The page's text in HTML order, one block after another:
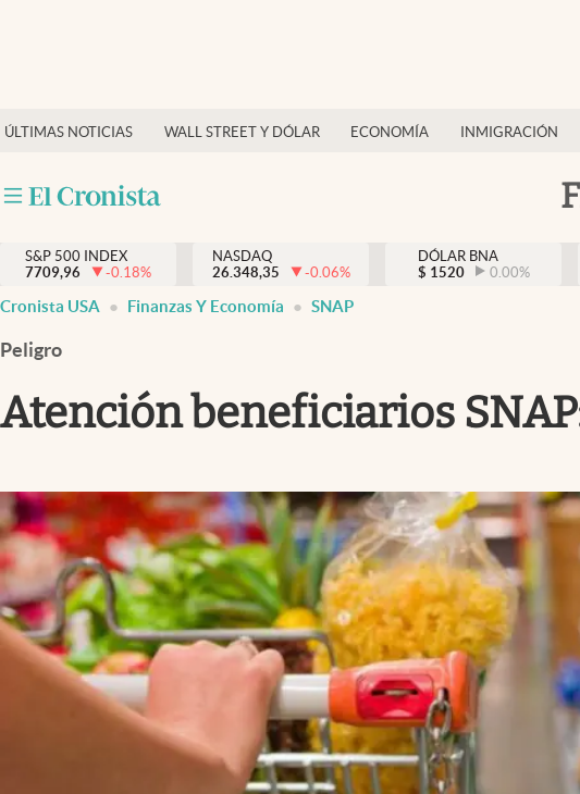
ÚLTIMAS NOTICIAS WALL STREET Y DÓLAR ECONOMÍA INMIGRACIÓN
Finanzas y economía
Inmigración
Trending
Streaming
Lifestyle
S&P 500 INDEX
7709,96
-0.18%
NASDAQ
26.348,35
-0.06%
DÓLAR BNA
$ 1520 0.00%
Cronista USA Finanzas Y Economía SNAP
Peligro
Atención beneficiarios